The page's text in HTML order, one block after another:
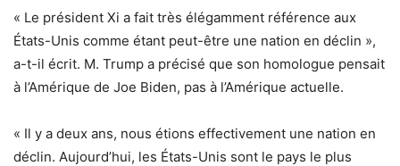
« Le président Xi a fait très élégamment référence aux
États-Unis comme étant peut-être une nation en déclin »,
a-t-il écrit. M. Trump a précisé que son homologue pensait
à l’Amérique de Joe Biden, pas à l’Amérique actuelle.
« Il y a deux ans, nous étions effectivement une nation en
déclin. Aujourd’hui, les États-Unis sont le pays le plus